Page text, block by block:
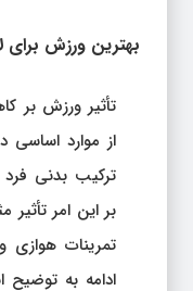
بهترین ورزش برای
تأثیر ورزش بر
از موارد اساسی
ترکیب بدنی
بر این امر تأثیر
تمرینات هوازی
ادامه به